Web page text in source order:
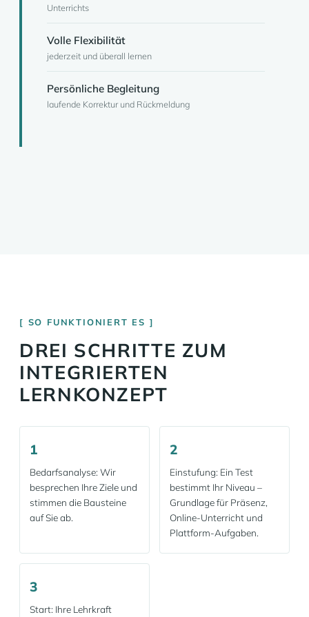
Unterrichts
Volle Flexibilität
jederzeit und überall lernen
Persönliche Begleitung
laufende Korrektur und Rückmeldung
SO FUNKTIONIERT ES
DREI SCHRITTE ZUM
INTEGRIERTEN
LERNKONZEPT
1
Bedarfsanalyse: Wir
besprechen Ihre Ziele und
stimmen die Bausteine
auf Sie ab.
2
Einstufung: Ein Test
bestimmt Ihr Niveau –
Grundlage für Präsenz,
Online-Unterricht und
Plattform-Aufgaben.
3
Start: Ihre Lehrkraft